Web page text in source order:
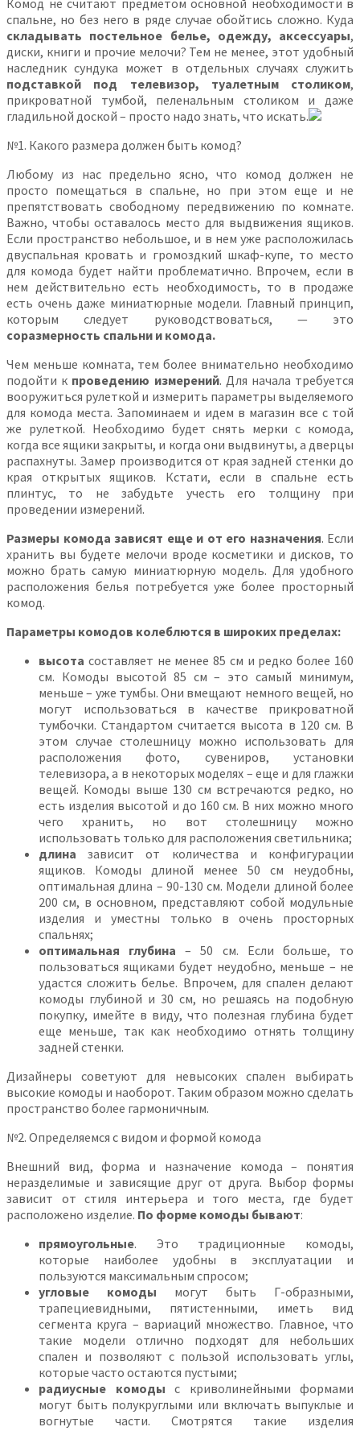
спальне, но без него в ряде случае обойтись сложно. Куда
складывать постельное белье, одежду, аксессуары,
диски, книги и прочие мелочи? Тем не менее, этот удобный
наследник сундука может в отдельных случаях служить
подставкой под телевизор, туалетным столиком,
прикроватной тумбой, пеленальным столиком и даже
гладильной доской – просто надо знать, что искать.
№1. Какого размера должен быть комод?
Любому из нас предельно ясно, что комод должен не
просто помещаться в спальне, но при этом еще и не
препятствовать свободному передвижению по комнате.
Важно, чтобы оставалось место для выдвижения ящиков.
Если пространство небольшое, и в нем уже расположилась
двуспальная кровать и громоздкий шкаф-купе, то место
для комода будет найти проблематично. Впрочем, если в
нем действительно есть необходимость, то в продаже
есть очень даже миниатюрные модели. Главный принцип,
которым следует руководствоваться, — это
соразмерность спальни и комода.
Чем меньше комната, тем более внимательно необходимо
подойти к проведению измерений. Для начала требуется
вооружиться рулеткой и измерить параметры выделяемого
для комода места. Запоминаем и идем в магазин все с той
же рулеткой. Необходимо будет снять мерки с комода,
когда все ящики закрыты, и когда они выдвинуты, а дверцы
распахнуты. Замер производится от края задней стенки до
края открытых ящиков. Кстати, если в спальне есть
плинтус, то не забудьте учесть его толщину при
проведении измерений.
Размеры комода зависят еще и от его назначения. Если
хранить вы будете мелочи вроде косметики и дисков, то
можно брать самую миниатюрную модель. Для удобного
расположения белья потребуется уже более просторный
комод.
Параметры комодов колеблются в широких пределах:
высота составляет не менее 85 см и редко более 160
см. Комоды высотой 85 см – это самый минимум,
меньше – уже тумбы. Они вмещают немного вещей, но
могут использоваться в качестве прикроватной
тумбочки. Стандартом считается высота в 120 см. В
этом случае столешницу можно использовать для
расположения фото, сувениров, установки
телевизора, а в некоторых моделях – еще и для глажки
вещей. Комоды выше 130 см встречаются редко, но
есть изделия высотой и до 160 см. В них можно много
чего хранить, но вот столешницу можно
использовать только для расположения светильника;
длина зависит от количества и конфигурации
ящиков. Комоды длиной менее 50 см неудобны,
оптимальная длина – 90-130 см. Модели длиной более
200 см, в основном, представляют собой модульные
изделия и уместны только в очень просторных
спальнях;
оптимальная глубина – 50 см. Если больше, то
пользоваться ящиками будет неудобно, меньше – не
удастся сложить белье. Впрочем, для спален делают
комоды глубиной и 30 см, но решаясь на подобную
покупку, имейте в виду, что полезная глубина будет
еще меньше, так как необходимо отнять толщину
задней стенки.
Дизайнеры советуют для невысоких спален выбирать
высокие комоды и наоборот. Таким образом можно сделать
пространство более гармоничным.
№2. Определяемся с видом и формой комода
Внешний вид, форма и назначение комода – понятия
неразделимые и зависящие друг от друга. Выбор формы
зависит от стиля интерьера и того места, где будет
расположено изделие. По форме комоды бывают:
прямоугольные. Это традиционные комоды,
которые наиболее удобны в эксплуатации и
пользуются максимальным спросом;
угловые комоды могут быть Г-образными,
трапециевидными, пятистенными, иметь вид
сегмента круга – вариаций множество. Главное, что
такие модели отлично подходят для небольших
спален и позволяют с пользой использовать углы,
которые часто остаются пустыми;
радиусные комоды с криволинейными формами
могут быть полукруглыми или включать выпуклые и
вогнутые части. Смотрятся такие изделия